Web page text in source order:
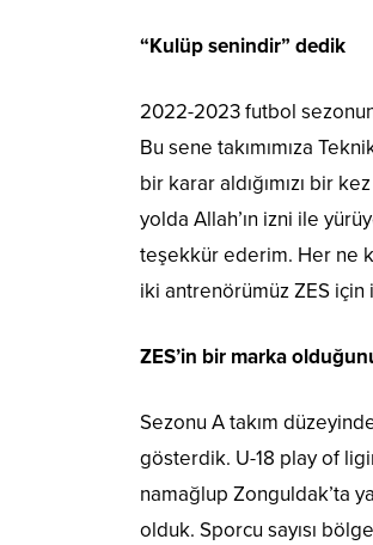
“Kulüp senindir” dedik
2022-2023 futbol
Bu sene takımımıza
bir karar aldığımızı bir
yolda Allah’ın izni ile
teşekkür ederim. Her ne
iki antrenörümüz ZES
ZES’in bir marka
Sezonu A takım
gösterdik. U-18 play of
namağlup Zonguldak’ta
olduk. Sporcu sayısı